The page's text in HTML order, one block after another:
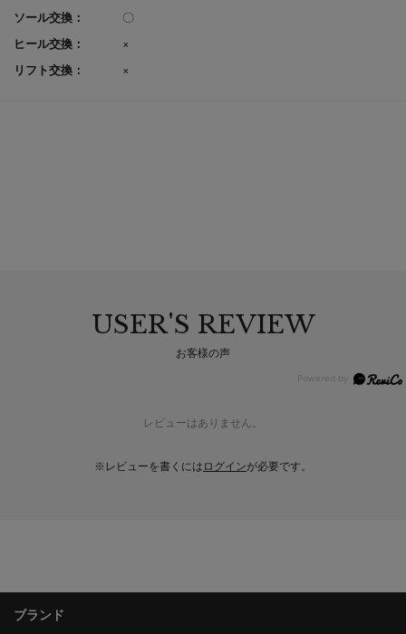
ソール交換：
〇
ヒール交換：
×
リフト交換：
×
USER'S REVIEW
お客様の声
レビューはありません。
※レビューを書くには ログインが必要です。
ブランド